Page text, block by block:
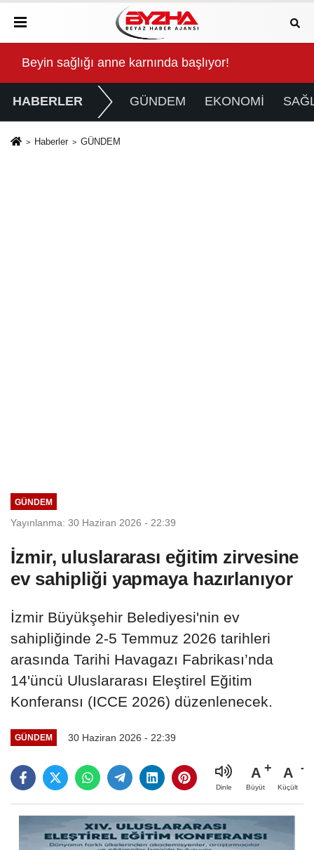
Yolculuk” Yaptı
Beyin sağlığı anne karnında başlıyor!
HABERLER GÜNDEM EKONOMİ
Haberler GÜNDEM
GÜNDEM
Yayınlanma: 30 Haziran 2026 - 22:39
İzmir, uluslararası eğitim zirvesine
ev sahipliği yapmaya hazırlanıyor
İzmir Büyükşehir Belediyesi'nin ev
sahipliğinde 2-5 Temmuz 2026 tarihleri
arasında Tarihi Havagazı Fabrikası’nda
14'üncü Uluslararası Eleştirel Eğitim
Konferansı (ICCE 2026) düzenlenecek.
GÜNDEM 30 Haziran 2026 - 22:39
Dinle
A
Büyüt
A
Küçült